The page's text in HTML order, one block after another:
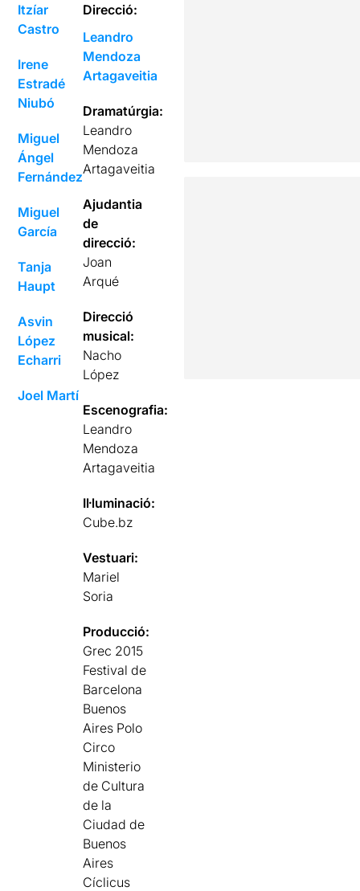
Itzíar
Castro
Irene
Estradé
Niubó
Miguel
Ángel
Fernández
Miguel
García
Tanja
Haupt
Asvin
López
Echarri
Joel Martí
Direcció:
Leandro
Mendoza
Artagaveitia
Dramatúrgia:
Leandro
Mendoza
Artagaveitia
Ajudantia
de
direcció:
Joan
Arqué
Direcció
musical:
Nacho
López
Escenografia:
Leandro
Mendoza
Artagaveitia
Il·luminació:
Cube.bz
Vestuari:
Mariel
Soria
Producció:
Grec 2015
Festival de
Barcelona
Buenos
Aires Polo
Circo
Ministerio
de Cultura
de la
Ciudad de
Buenos
Aires
Cíclicus